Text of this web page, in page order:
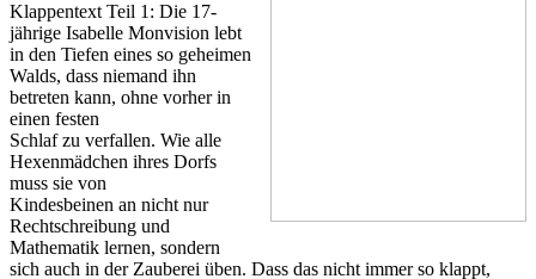
Klappentext Teil 1: Die 17-
jährige Isabelle Monvision lebt
in den Tiefen eines so geheimen
Walds, dass niemand ihn
betreten kann, ohne vorher in
einen festen
Schlaf zu verfallen. Wie alle
Hexenmädchen ihres Dorfs
muss sie von
Kindesbeinen an nicht nur
Rechtschreibung und
Mathematik lernen, sondern
sich auch in der Zauberei üben. Dass das nicht immer so klappt,